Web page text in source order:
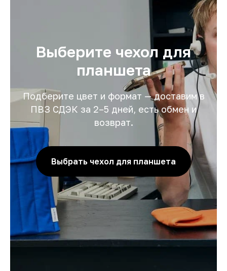
Выберите чехол для
планшета
Подберите цвет и формат — доставим в
ПВЗ СДЭК за 2–5 дней, есть обмен и
возврат.
Выбрать чехол для планшета